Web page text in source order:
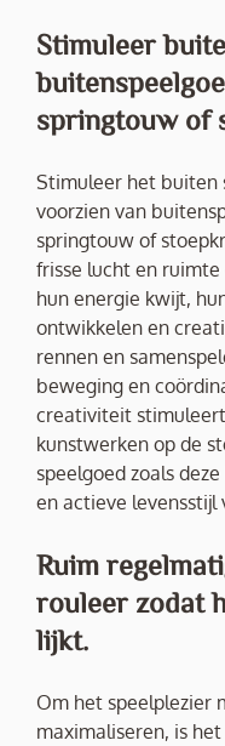
Stimuleer
springtouw of
Stimuleer het buiten
voorzien van
springtouw of
frisse lucht en
hun energie kwijt,
ontwikkelen en
rennen en
beweging en
creativiteit
kunstwerken op de
speelgoed zoals
en actieve levensstijl
Ruim
rouleer zodat
lijkt.
Om het speelplezier
maximaliseren, is